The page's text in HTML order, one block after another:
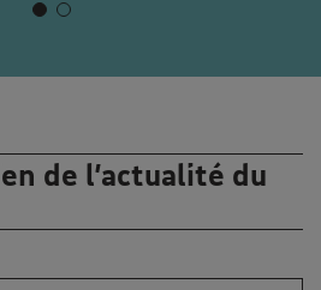
de l’actualité du